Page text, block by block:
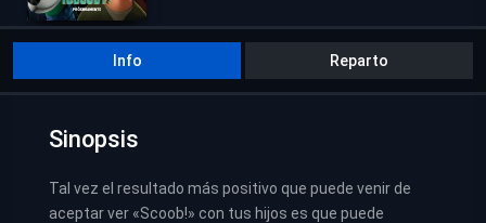
Info Reparto
Sinopsis
Tal vez el resultado más positivo que puede venir de
aceptar ver «Scoob!» con tus hijos es que puede